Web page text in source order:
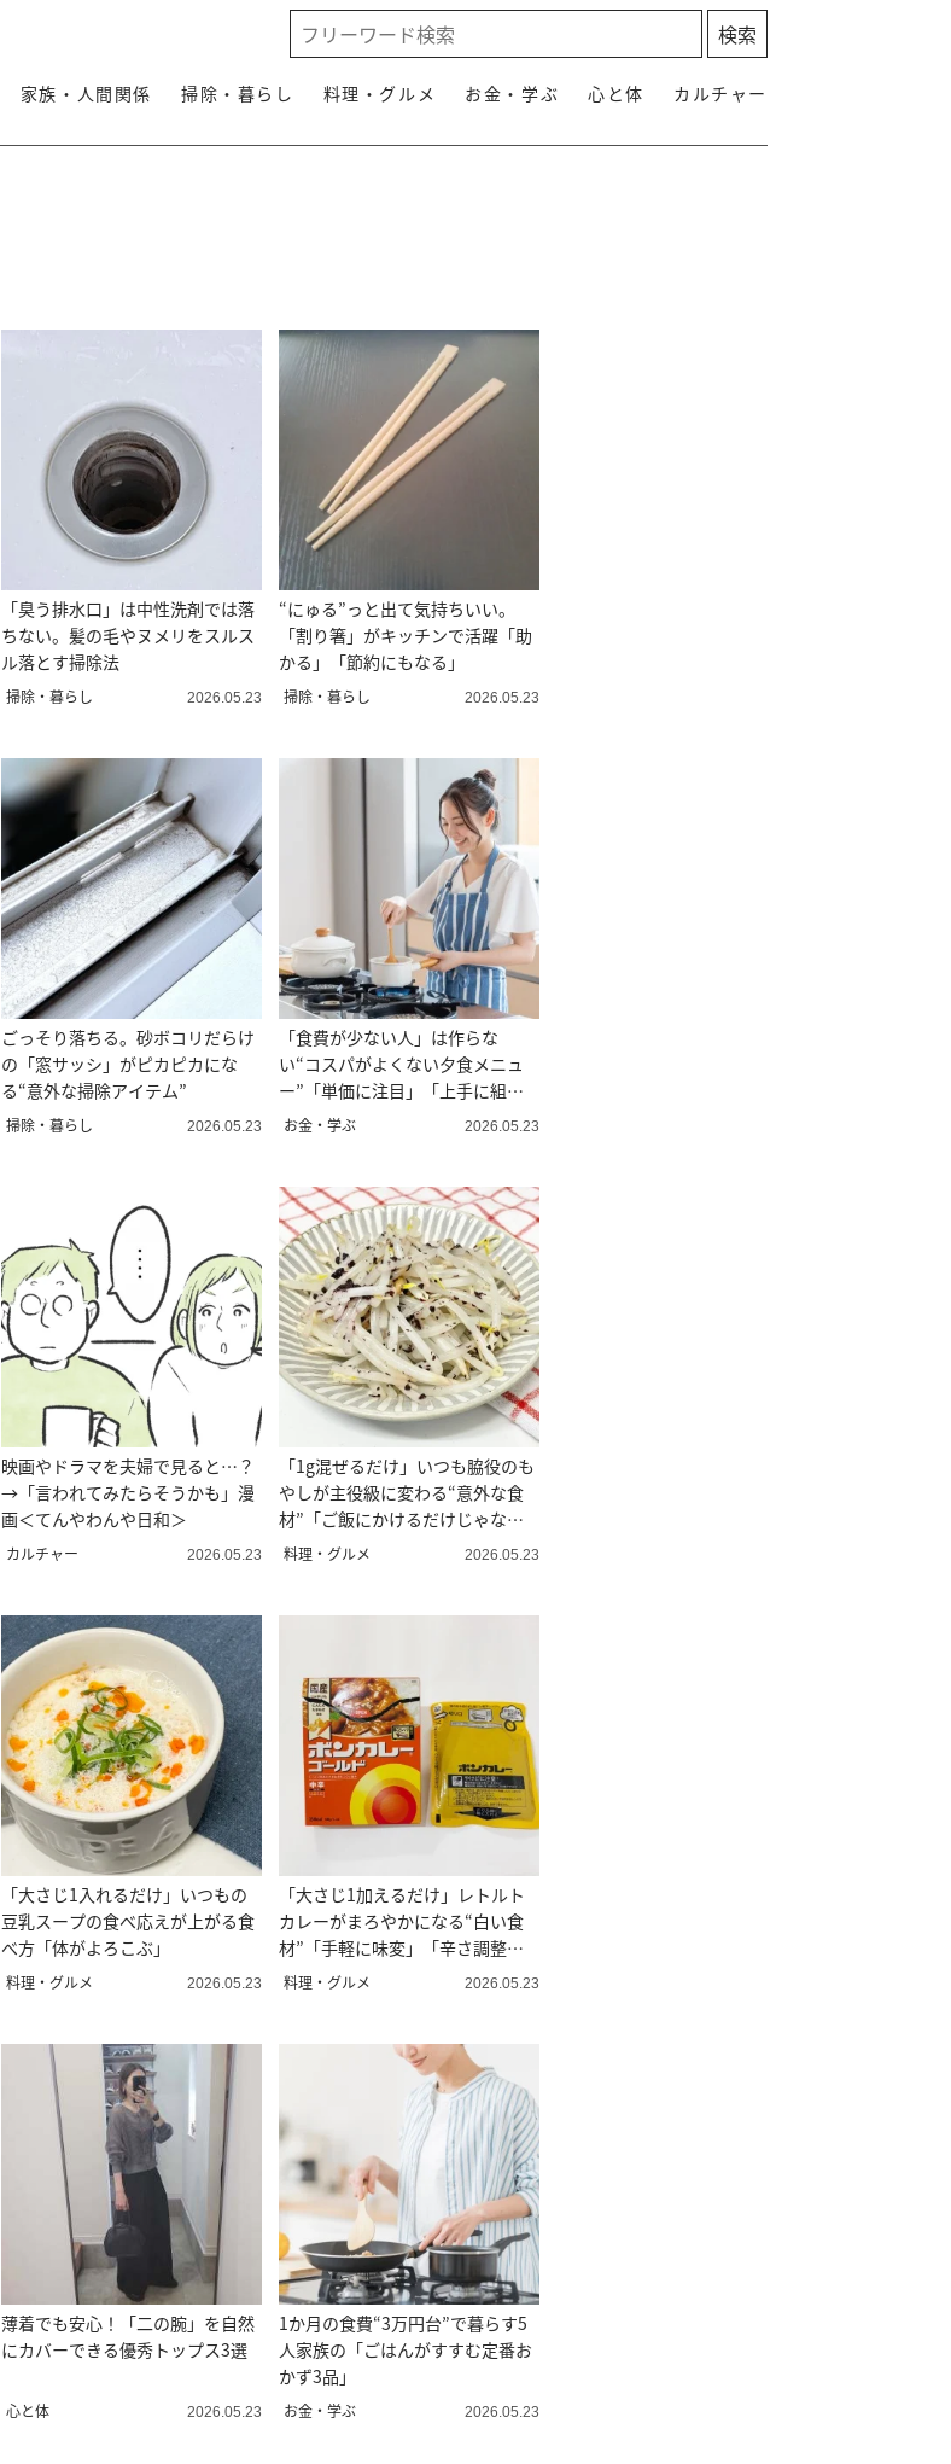
家族・人間関係 掃除・暮らし 料理・グルメ お金・学ぶ 心と体 カルチャー
「臭う排水口」は中性洗剤では落
ちない。髪の毛やヌメリをスルス
ル落とす掃除法
掃除・暮らし 2026.05.23
“にゅる”っと出て気持ちいい。
「割り箸」がキッチンで活躍「助
かる」「節約にもなる」
掃除・暮らし 2026.05.23
ごっそり落ちる。砂ボコリだらけ
の「窓サッシ」がピカピカにな
る“意外な掃除アイテム”
掃除・暮らし 2026.05.23
「食費が少ない人」は作らな
い“コスパがよくない夕食メニュ
ー”「単価に注目」「上手に組み
合わせて」
お金・学ぶ 2026.05.23
映画やドラマを夫婦で見ると…？
→「言われてみたらそうかも」漫
画＜てんやわんや日和＞
カルチャー 2026.05.23
「1g混ぜるだけ」いつも脇役のも
やしが主役級に変わる“意外な食
材”「ご飯にかけるだけじゃない
んだ…」
料理・グルメ 2026.05.23
「大さじ1入れるだけ」いつもの
豆乳スープの食べ応えが上がる食
べ方「体がよろこぶ」
料理・グルメ 2026.05.23
「大さじ1加えるだけ」レトルト
カレーがまろやかになる“白い食
材”「手軽に味変」「辛さ調整も
できる」
料理・グルメ 2026.05.23
薄着でも安心！「二の腕」を自然
にカバーできる優秀トップス3選
心と体 2026.05.23
1か月の食費“3万円台”で暮らす5
人家族の「ごはんがすすむ定番お
かず3品」
お金・学ぶ 2026.05.23